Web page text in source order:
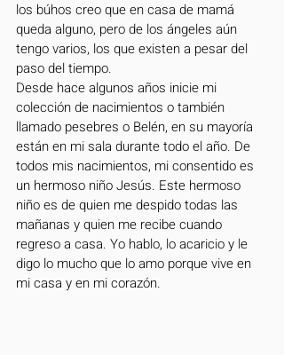
los búhos creo que en casa de mamá
queda alguno, pero de los ángeles aún
tengo varios, los que existen a pesar del
paso del tiempo.
Desde hace algunos años inicie mi
colección de nacimientos o también
llamado pesebres o Belén, en su mayoría
están en mi sala durante todo el año. De
todos mis nacimientos, mi consentido es
un hermoso niño Jesús. Este hermoso
niño es de quien me despido todas las
mañanas y quien me recibe cuando
regreso a casa. Yo hablo, lo acaricio y le
digo lo mucho que lo amo porque vive en
mi casa y en mi corazón.